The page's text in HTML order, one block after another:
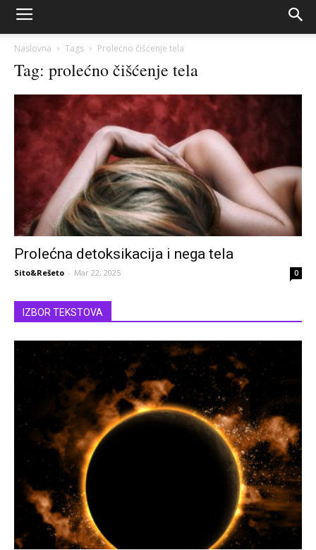
Naslovna Tags Prolećno čišćenje tela
Tag: prolećno čišćenje tela
Prolećna detoksikacija i nega tela
Sito&Rešeto - Mar 22, 2025 0
IZBOR TEKSTOVA